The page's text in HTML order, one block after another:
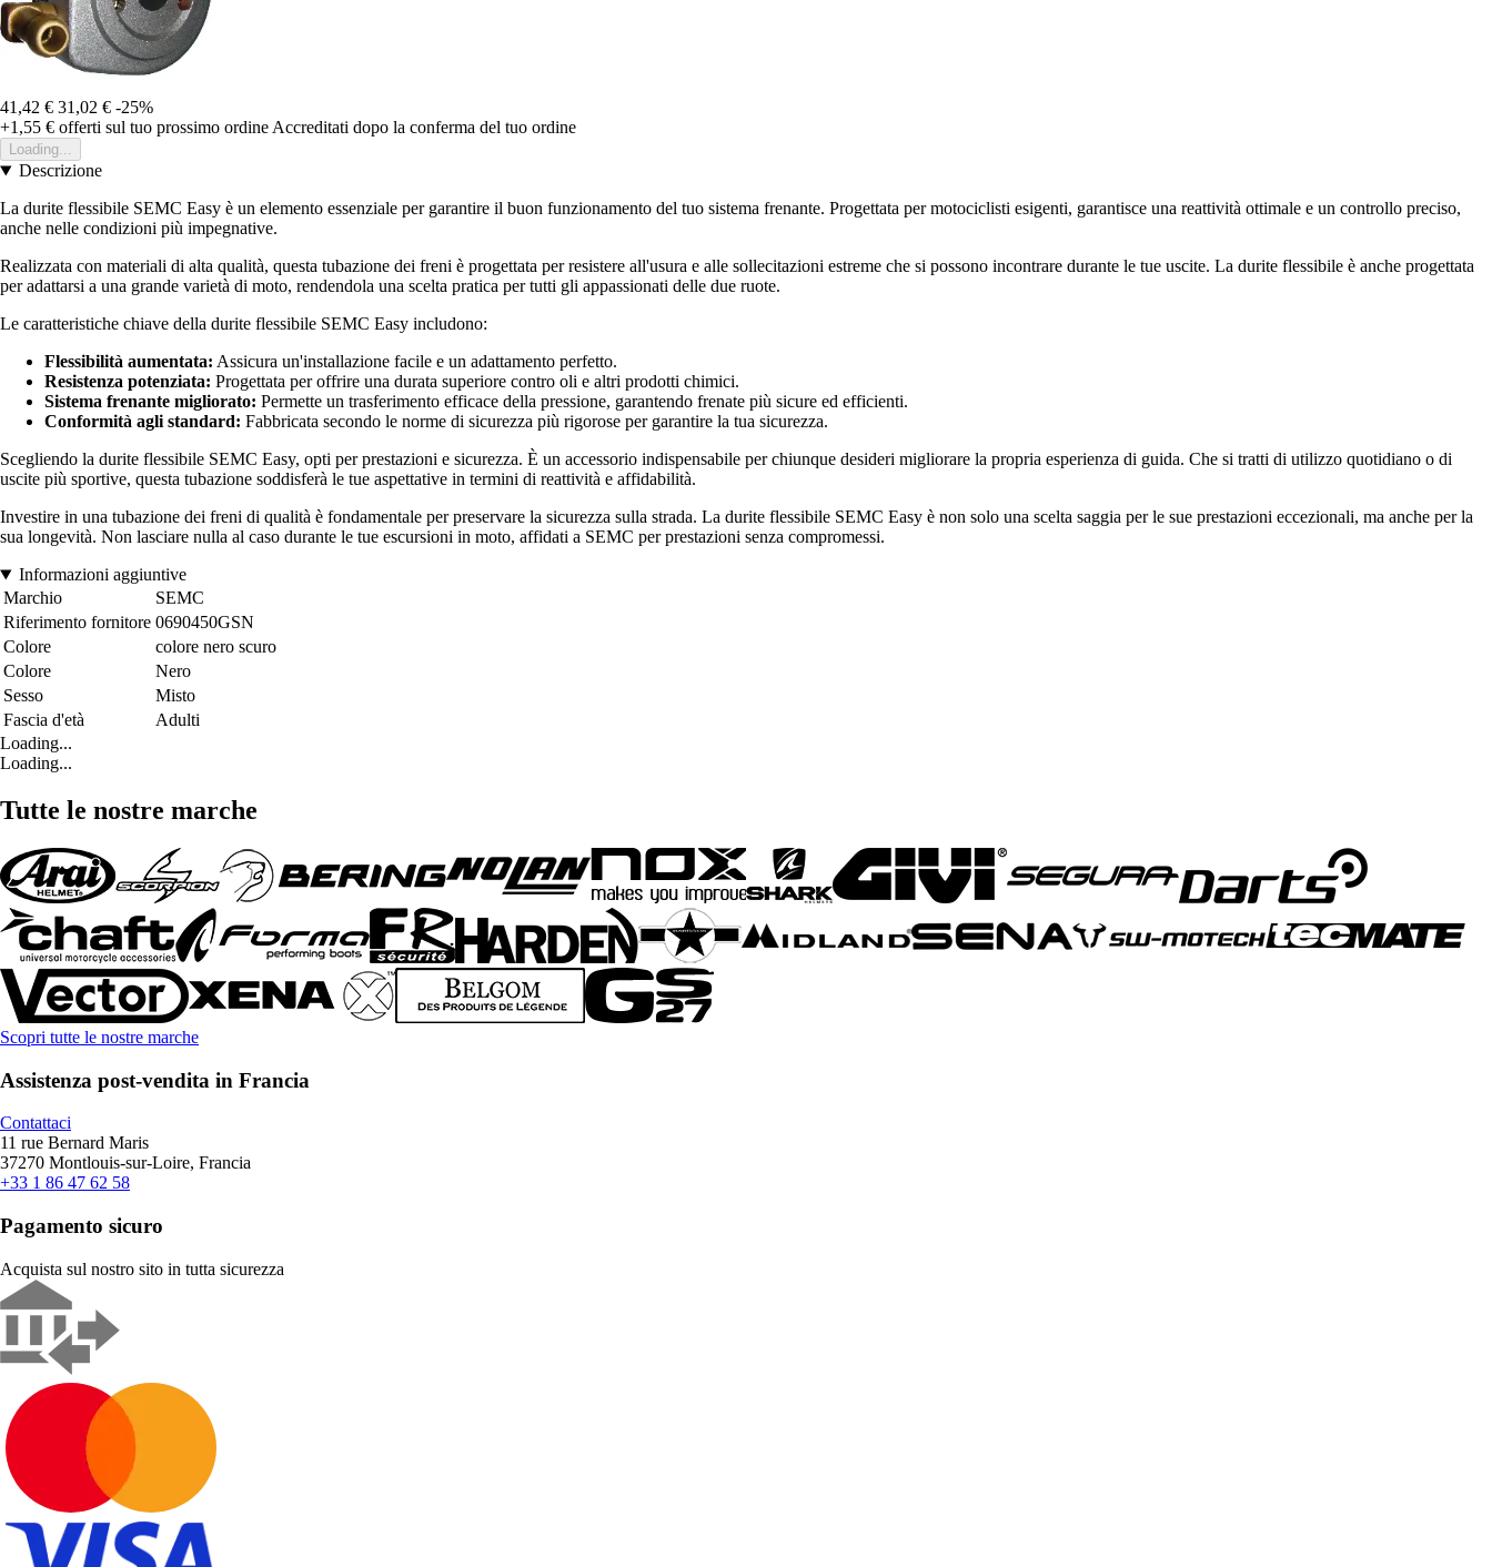
41,42 € 31,02 € -25%
+1,55 € offerti sul tuo prossimo ordine Accreditati dopo la conferma del tuo ordine
Loading...
Descrizione
La durite flessibile SEMC Easy è un elemento essenziale per garantire il buon funzionamento del tuo sistema frenante. Progettata per motociclisti esigenti, garantisce una reattività ottimale e un controllo preciso,
anche nelle condizioni più impegnative.
Realizzata con materiali di alta qualità, questa tubazione dei freni è progettata per resistere all'usura e alle sollecitazioni estreme che si possono incontrare durante le tue uscite. La durite flessibile è anche progettata
per adattarsi a una grande varietà di moto, rendendola una scelta pratica per tutti gli appassionati delle due ruote.
Le caratteristiche chiave della durite flessibile SEMC Easy includono:
Flessibilità aumentata: Assicura un'installazione facile e un adattamento perfetto.
Resistenza potenziata: Progettata per offrire una durata superiore contro oli e altri prodotti chimici.
Sistema frenante migliorato: Permette un trasferimento efficace della pressione, garantendo frenate più sicure ed efficienti.
Conformità agli standard: Fabbricata secondo le norme di sicurezza più rigorose per garantire la tua sicurezza.
Scegliendo la durite flessibile SEMC Easy, opti per prestazioni e sicurezza. È un accessorio indispensabile per chiunque desideri migliorare la propria esperienza di guida. Che si tratti di utilizzo quotidiano o di
uscite più sportive, questa tubazione soddisferà le tue aspettative in termini di reattività e affidabilità.
Investire in una tubazione dei freni di qualità è fondamentale per preservare la sicurezza sulla strada. La durite flessibile SEMC Easy è non solo una scelta saggia per le sue prestazioni eccezionali, ma anche per la
sua longevità. Non lasciare nulla al caso durante le tue escursioni in moto, affidati a SEMC per prestazioni senza compromessi.
Informazioni aggiuntive
Marchio
SEMC
Riferimento fornitore 0690450GSN
Colore
colore nero scuro
Colore
Nero
Sesso
Misto
Fascia d'età
Adulti
Loading...
Loading...
Tutte le nostre marche
Scopri tutte le nostre marche
Assistenza post-vendita in Francia
Contattaci
11 rue Bernard Maris
37270 Montlouis-sur-Loire, Francia
+33 1 86 47 62 58
Pagamento sicuro
Acquista sul nostro sito in tutta sicurezza